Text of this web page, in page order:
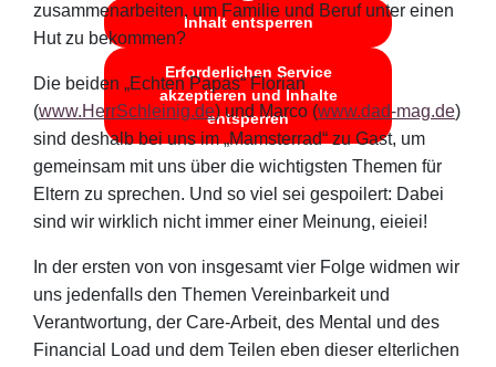
Inhalt entsperren
Erforderlichen Service
akzeptieren und Inhalte
entsperren
zusammenarbeiten, um Familie und Beruf unter einen
Hut zu bekommen?
Die beiden „Echten Papas“ Florian
(www.HerrSchleinig.de) und Marco (www.dad-mag.de)
sind deshalb bei uns im „Mamsterrad“ zu Gast, um
gemeinsam mit uns über die wichtigsten Themen für
Eltern zu sprechen. Und so viel sei gespoilert: Dabei
sind wir wirklich nicht immer einer Meinung, eieiei!
In der ersten von von insgesamt vier Folge widmen wir
uns jedenfalls den Themen Vereinbarkeit und
Verantwortung, der Care-Arbeit, des Mental und des
Financial Load und dem Teilen eben dieser elterlichen